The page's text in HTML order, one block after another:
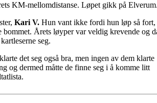
KM-mellomdistanse. Løpet gikk på
Kari V. Hun vant ikke fordi hun løp så fort,
Årets løyper var veldig krevende og
seg.
det seg også bra, men ingen av dem klarte
og dermed måtte de finne seg i å komme litt